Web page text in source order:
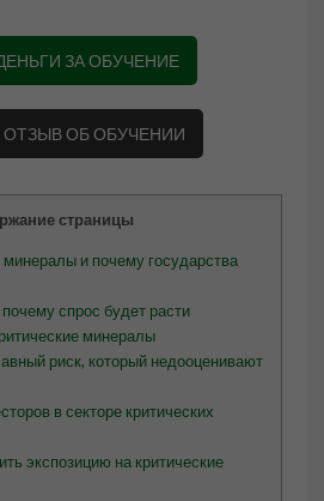
ЗА ОБУЧЕНИЕ
ОБ ОБУЧЕНИИ
страницы
минералы и почему государства
спрос будет расти
минералы
риск, который недооценивают
в секторе критических
экспозицию на критические